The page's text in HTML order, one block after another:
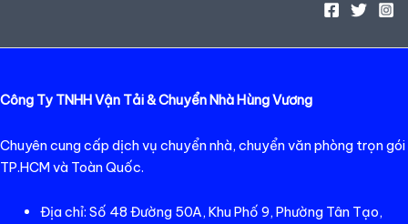
Công Ty TNHH Vận Tải & Chuyển Nhà Hùng Vương
Chuyên cung cấp dịch vụ chuyển nhà, chuyển văn phòng trọn gói
TP.HCM và Toàn Quốc.
Địa chỉ: Số 48 Đường 50A, Khu Phố 9, Phường Tân Tạo,